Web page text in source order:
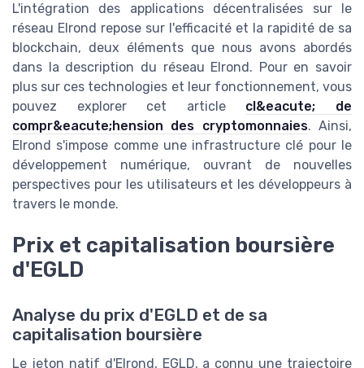
L'intégration des applications décentralisées sur le
réseau Elrond repose sur l'efficacité et la rapidité de sa
blockchain, deux éléments que nous avons abordés
dans la description du réseau Elrond. Pour en savoir
plus sur ces technologies et leur fonctionnement, vous
pouvez explorer cet article cl&eacute; de
compr&eacute;hension des cryptomonnaies. Ainsi,
Elrond s'impose comme une infrastructure clé pour le
développement numérique, ouvrant de nouvelles
perspectives pour les utilisateurs et les développeurs à
travers le monde.
Prix et capitalisation boursière
d'EGLD
Analyse du prix d'EGLD et de sa
capitalisation boursière
Le jeton natif d'Elrond, EGLD, a connu une trajectoire